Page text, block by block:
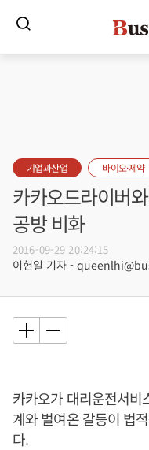
기업과산업 바이오·제약
카카오드라이버
공방 비화
2016-09-29 20:24:15
이헌일 기자 -
카카오가 대리운전서비
계와 벌여온 갈등이 법
다.